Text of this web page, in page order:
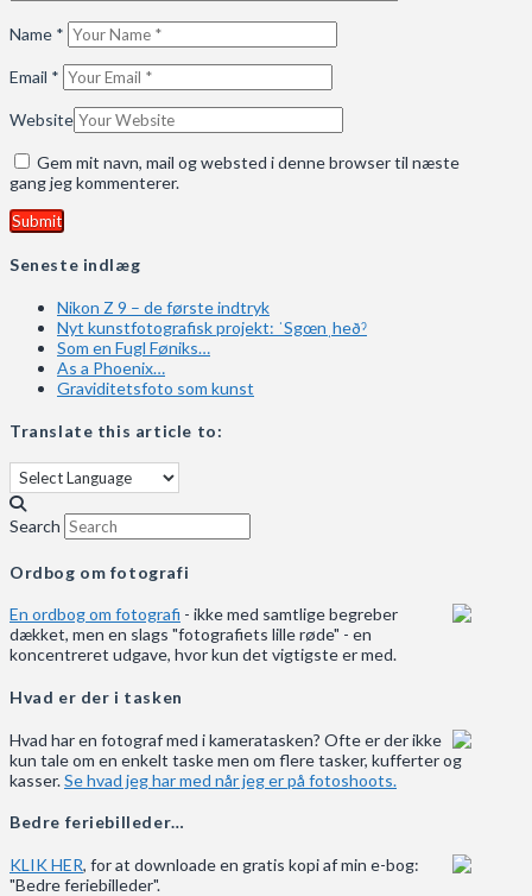
Name *
Email *
Website
Gem mit navn, mail og websted i denne browser til næste
gang jeg kommenterer.
Seneste indlæg
Nikon Z 9 – de første indtryk
Nyt kunstfotografisk projekt: ˈSgœnˌheðˀ
Som en Fugl Føniks…
As a Phoenix…
Graviditetsfoto som kunst
Translate this article to:
Search
Ordbog om fotografi
En ordbog om fotografi - ikke med samtlige begreber
dækket, men en slags "fotografiets lille røde" - en
koncentreret udgave, hvor kun det vigtigste er med.
Hvad er der i tasken
Hvad har en fotograf med i kameratasken? Ofte er der ikke
kun tale om en enkelt taske men om flere tasker, kufferter og
kasser.Se hvad jeg har med når jeg er på fotoshoots.
Bedre feriebilleder…
KLIK HER, for at downloade en gratis kopi af min e-bog:
"Bedre feriebilleder".